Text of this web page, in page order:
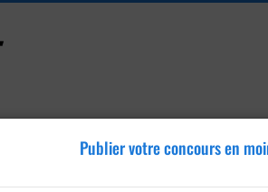
Publier votre concours en